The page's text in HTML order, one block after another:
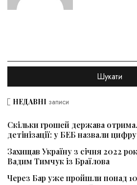
НЕДАВНІ записи
Скільки грошей держава
детінізації: у БЕБ назвали цифру
Захищав Україну з січня 2022
Вадим Тимчук із Браїлова
Через Бар уже пройшли понад